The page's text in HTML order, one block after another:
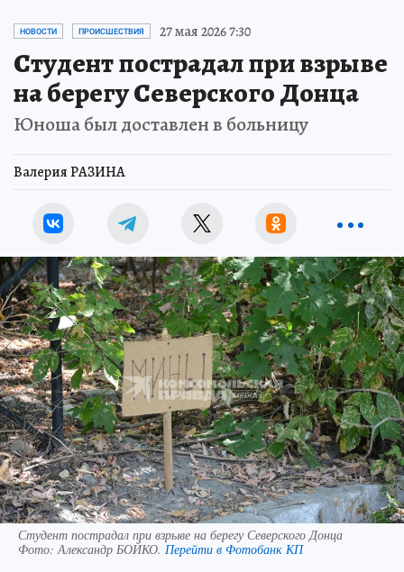
НОВОСТИ ПРОИСШЕСТВИЯ 27 мая 2026 7:30
Студент пострадал при взрыве
на берегу Северского Донца
Юноша был доставлен в больницу
Валерия РАЗИНА
Студент пострадал при взрыве на берегу Северского Донца
Фото:Александр БОЙКО. Перейти в Фотобанк КП